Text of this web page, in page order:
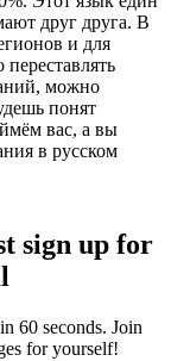
друг друга. В
и для
можно
понят
вас, а вы
в русском
sign up for
60 seconds. Join
for yourself!